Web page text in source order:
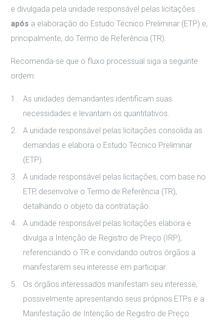
e divulgada pela unidade responsável pelas licitações
após a elaboração do Estudo Técnico Preliminar (ETP) e,
principalmente, do Termo de Referência (TR).
Recomenda-se que o fluxo processual siga a seguinte
ordem:
As unidades demandantes identificam suas
necessidades e levantam os quantitativos.
A unidade responsável pelas licitações consolida as
demandas e elabora o Estudo Técnico Preliminar
(ETP).
A unidade responsável pelas licitações, com base no
ETP, desenvolve o Termo de Referência (TR),
detalhando o objeto da contratação.
A unidade responsável pelas licitações elabora e
divulga a Intenção de Registro de Preço (IRP),
referenciando o TR e convidando outros órgãos a
manifestarem seu interesse em participar.
Os órgãos interessados manifestam seu interesse,
possivelmente apresentando seus próprios ETPs e a
Manifestação de Intenção de Registro de Preço